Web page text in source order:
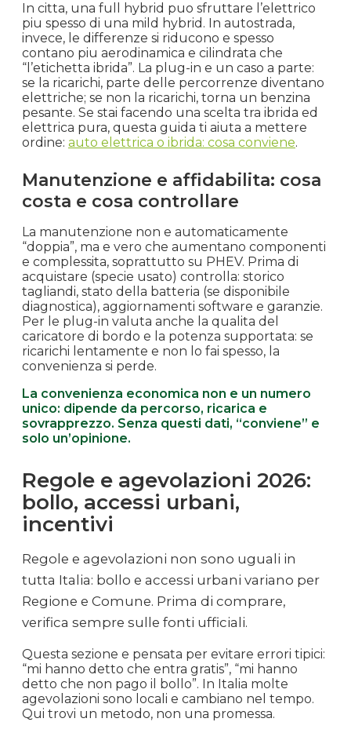
In citta, una full hybrid puo sfruttare l’elettrico
piu spesso di una mild hybrid. In autostrada,
invece, le differenze si riducono e spesso
contano piu aerodinamica e cilindrata che
“l’etichetta ibrida”. La plug-in e un caso a parte:
se la ricarichi, parte delle percorrenze diventano
elettriche; se non la ricarichi, torna un benzina
pesante. Se stai facendo una scelta tra ibrida ed
elettrica pura, questa guida ti aiuta a mettere
ordine: auto elettrica o ibrida: cosa conviene.
Manutenzione e affidabilita: cosa
costa e cosa controllare
La manutenzione non e automaticamente
“doppia”, ma e vero che aumentano componenti
e complessita, soprattutto su PHEV. Prima di
acquistare (specie usato) controlla: storico
tagliandi, stato della batteria (se disponibile
diagnostica), aggiornamenti software e garanzie.
Per le plug-in valuta anche la qualita del
caricatore di bordo e la potenza supportata: se
ricarichi lentamente e non lo fai spesso, la
convenienza si perde.
La convenienza economica non e un numero
unico: dipende da percorso, ricarica e
sovrapprezzo. Senza questi dati, “conviene” e
solo un’opinione.
Regole e agevolazioni 2026:
bollo, accessi urbani,
incentivi
Regole e agevolazioni non sono uguali in
tutta Italia: bollo e accessi urbani variano per
Regione e Comune. Prima di comprare,
verifica sempre sulle fonti ufficiali.
Questa sezione e pensata per evitare errori tipici:
“mi hanno detto che entra gratis”, “mi hanno
detto che non pago il bollo”. In Italia molte
agevolazioni sono locali e cambiano nel tempo.
Qui trovi un metodo, non una promessa.